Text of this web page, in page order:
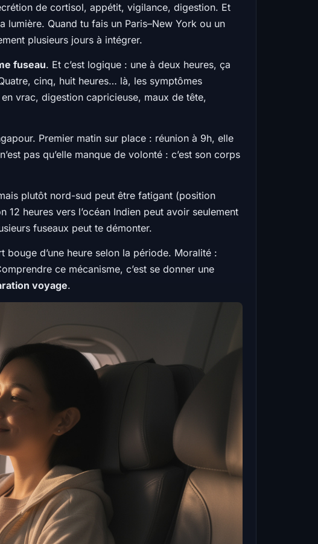
de cortisol, appétit, vigilance, digestion. Et
lumière. Quand tu fais un Paris–New York ou un
plusieurs jours à intégrer.
fuseau. Et c’est logique : une à deux heures, ça
cinq, huit heures… là, les symptômes
vrac, digestion capricieuse, maux de tête,
Premier matin sur place : réunion à 9h, elle
pas qu’elle manque de volonté : c’est son corps
plutôt nord-sud peut être fatigant (position
12 heures vers l’océan Indien peut avoir seulement
fuseaux peut te démonter.
bouge d’une heure selon la période. Moralité :
ce mécanisme, c’est se donner une
voyage.